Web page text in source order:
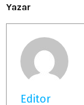
Yazar
Editor